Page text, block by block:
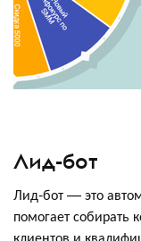
Лид-бот
Лид-бот — это
помогает собирать